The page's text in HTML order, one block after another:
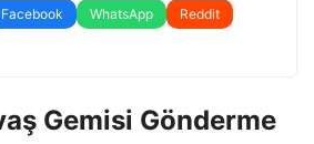
Facebook WhatsApp
Reddit
Gemisi Gönderme